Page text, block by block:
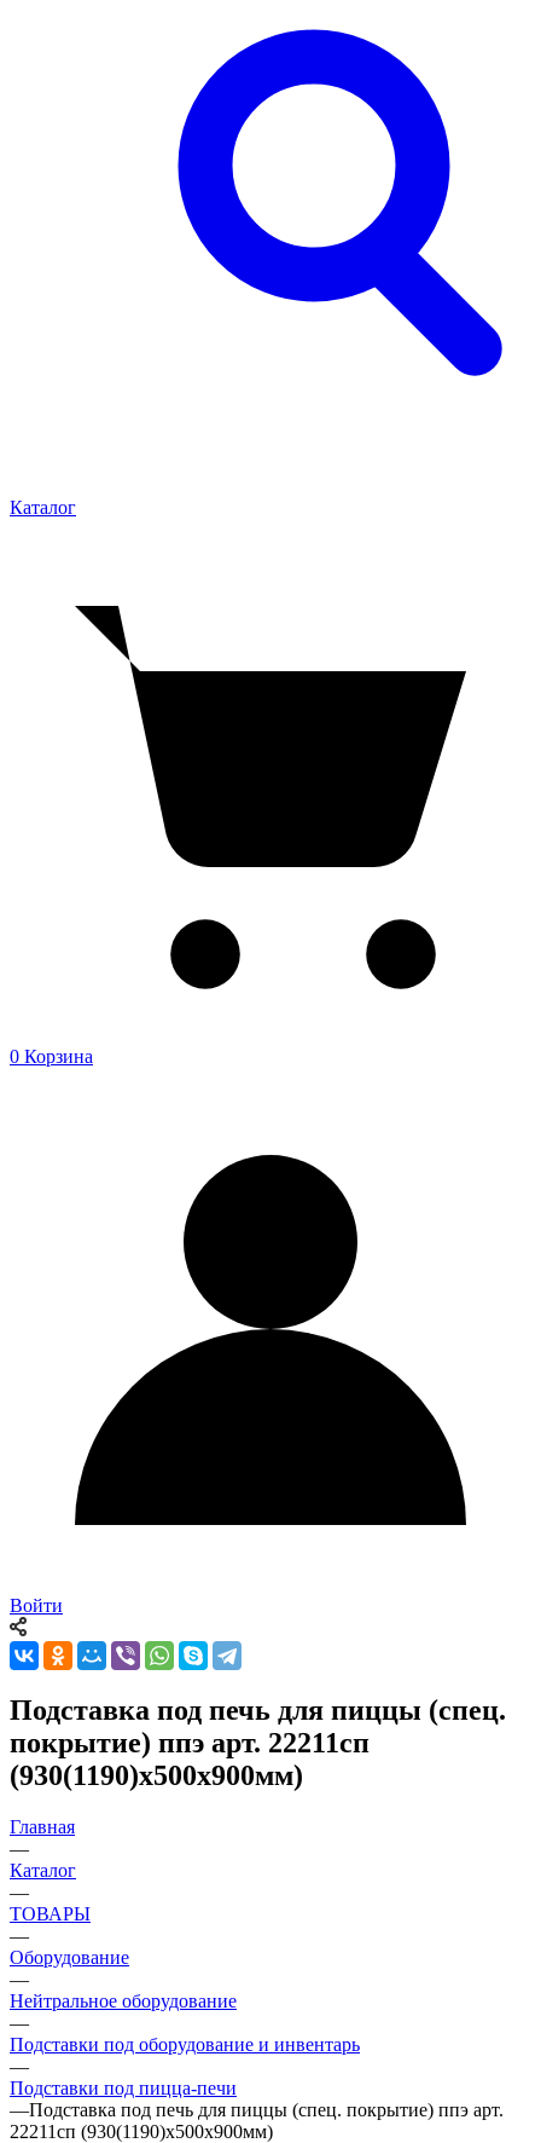
Каталог
0 Корзина
Войти
Подставка под печь для пиццы (спец.
покрытие) ппэ арт. 22211сп
(930(1190)х500х900мм)
Главная
—
Каталог
—
ТОВАРЫ
—
Оборудование
—
Нейтральное оборудование
—
Подставки под оборудование и инвентарь
—
Подставки под пицца-печи
—Подставка под печь для пиццы (спец. покрытие) ппэ арт.
22211сп (930(1190)х500х900мм)